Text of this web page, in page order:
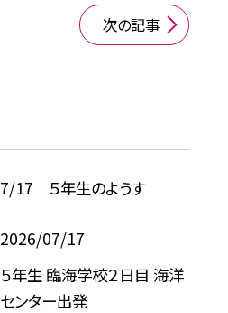
次の記事
7/17 ５年生のようす
2026/07/17
５年生 臨海学校２日目 海洋
センター出発